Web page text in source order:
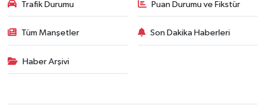
Trafik Durumu Puan Durumu ve Fikstür
Tüm Manşetler Son Dakika Haberleri
Haber Arşivi